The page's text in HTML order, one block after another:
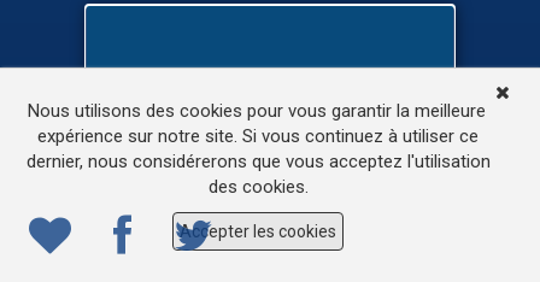
Site: La Ligue des
Familles
Nous utilisons des cookies pour vous garantir la meilleure
expérience sur notre site. Si vous continuez à utiliser ce
dernier, nous considérerons que vous acceptez l'utilisation
des cookies.
Accepter les cookies